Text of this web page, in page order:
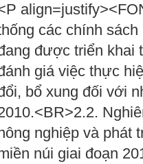
các chính
được triển khai
giá việc thực
bổ xung đối với
nghiệp và phát
núi giai đoạn